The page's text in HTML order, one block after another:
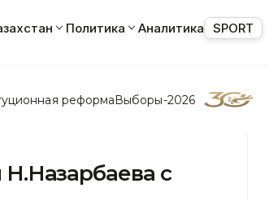
Политика Аналитика SPORT
реформаВыборы-2026
с